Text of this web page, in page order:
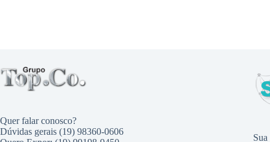
Quer falar conosco?
Dúvidas gerais (19) 98360-0606